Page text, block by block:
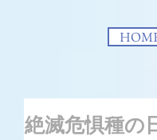
絶滅危惧種